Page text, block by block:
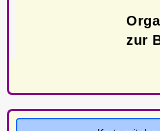
zur